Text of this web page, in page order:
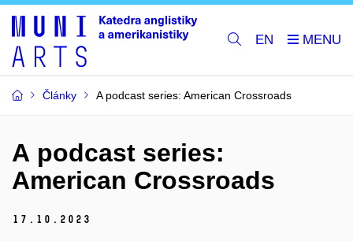
EN
Články A podcast series: American Crossroads
A podcast series:
American Crossroads
17. 10. 2023